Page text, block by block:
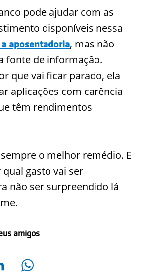
pode ajudar com as
disponíveis nessa
aposentadoria, mas não
fonte de informação.
que vai ficar parado, ela
aplicações com carência
têm rendimentos
o melhor remédio. E
gasto vai ser
não ser surpreendido lá
amigos